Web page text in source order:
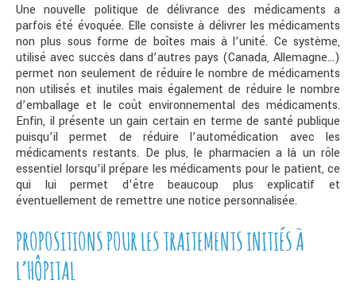
Une nouvelle politique de délivrance des médicaments a
parfois été évoquée. Elle consiste à délivrer les médicaments
non plus sous forme de boîtes mais à l’unité. Ce système,
utilisé avec succès dans d’autres pays (Canada, Allemagne…)
permet non seulement de réduire le nombre de médicaments
non utilisés et inutiles mais également de réduire le nombre
d’emballage et le coût environnemental des médicaments.
Enfin, il présente un gain certain en terme de santé publique
puisqu’il permet de réduire l’automédication avec les
médicaments restants. De plus, le pharmacien a là un rôle
essentiel lorsqu’il prépare les médicaments pour le patient, ce
qui lui permet d’être beaucoup plus explicatif et
éventuellement de remettre une notice personnalisée.
PROPOSITIONS POUR LES TRAITEMENTS INITIÉS À
L’HÔPITAL